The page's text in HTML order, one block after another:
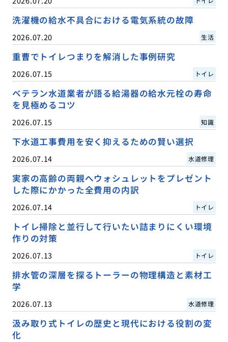
洗濯機の給水不具合における電気系統の故障
2026.07.20 生活
重曹でトイレつまりを解消した事例研究
2026.07.15 トイレ
ベテラン水道業者が語る給湯器の給水元栓の寿命
を見極めるコツ
2026.07.15 知識
下水道工事費用を安く抑えるための賢い選択
2026.07.14 水道修理
実家の高齢の両親へウォシュレットをプレゼント
した際にかかった全費用の内訳
2026.07.14 トイレ
トイレ掃除と並行して行いたい詰まりにくい環境
作りの対策
2026.07.13 トイレ
排水管の深層を探るトーラーの物理構造と素材工
学
2026.07.13 水道修理
汲み取り式トイレの歴史と現代における役割の変
化